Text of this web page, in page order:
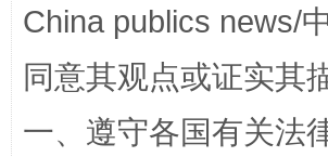
China publics news/
同意其观点或证实其
一、遵守各国有关法